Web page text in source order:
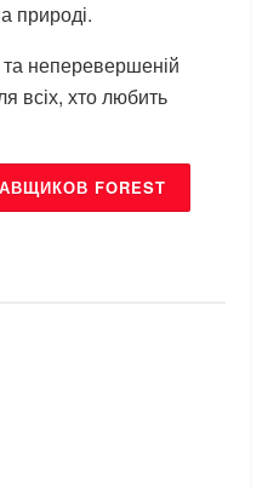
природі.
неперевершеній
всіх, хто любить
FOREST